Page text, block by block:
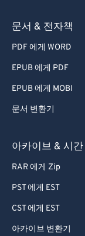
문서 & 전자책
PDF 에게 WORD
EPUB 에게 PDF
EPUB 에게 MOBI
문서 변환기
아카이브 & 시간
RAR 에게 Zip
PST 에게 EST
CST 에게 EST
아카이브 변환기